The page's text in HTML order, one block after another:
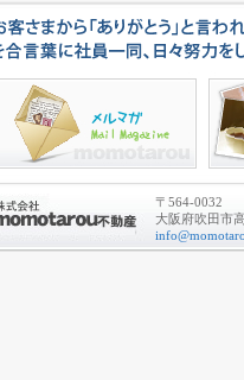
〒564-0032
大阪府吹田市